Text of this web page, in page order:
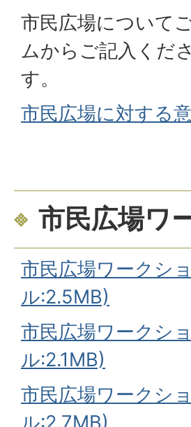
市民広場について
ムからご記入くだ
す。
市民広場に対する
市民広場ワ
市民広場ワークシ
ル:2.5MB)
市民広場ワークシ
ル:2.1MB)
市民広場ワークシ